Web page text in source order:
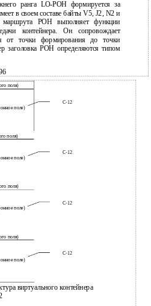
ранга LO-POH формируется за
в своем составе байты V5, J2, N2 и
маршрута РОН выполняет функции
контейнера. Он сопровождает
от точки формирования до точки
заголовка РОН определяются типом
поля)
C-12
поле)
поля)
C-12
поле)
поля)
C-12
поле)
поля)
C-12
поле)
виртуального контейнера